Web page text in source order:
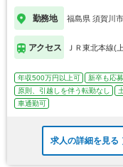
勤務地 福島県 須賀川市
アクセス ＪＲ東北本線(
年収500万円以上可 新卒も応
原則、引越しを伴う転勤なし
車通勤可
求人の詳細を見る